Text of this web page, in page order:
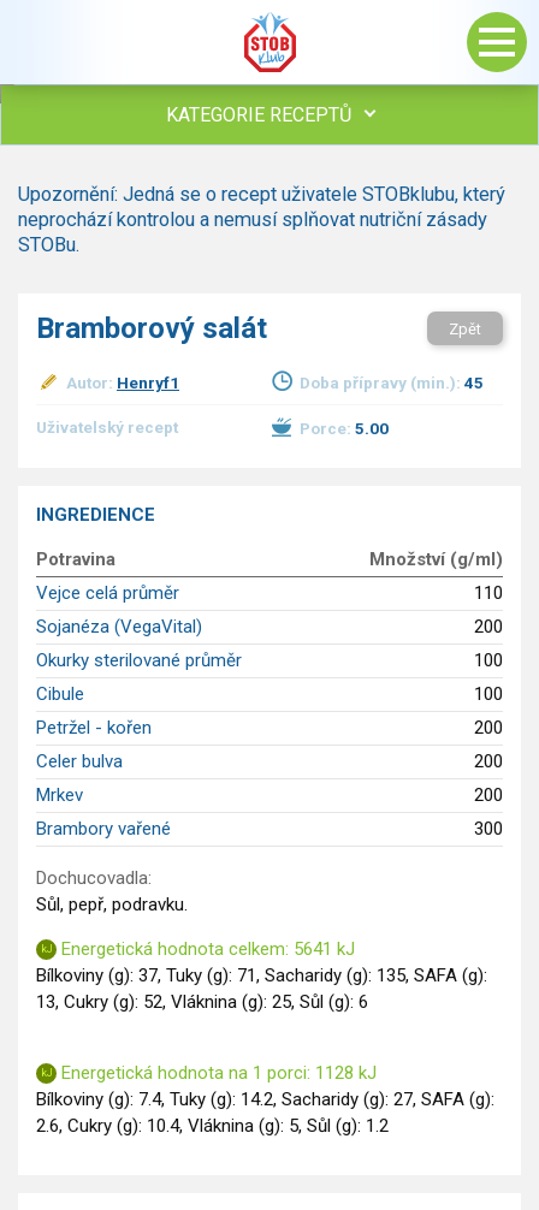
KATEGORIE RECEPTŮ
Polévky
Studená kuchyně
Bezmasé a zeleninové
Sladké pokrmy
Dezerty
Dětské recepty
GLP-1 recepty
Upozornění: Jedná se o recept uživatele STOBklubu, který
neprochází kontrolou a nemusí splňovat nutriční zásady
STOBu.
Bramborový salát Zpět
Autor: Henryf1 Doba přípravy (min.): 45
Uživatelský recept Porce: 5.00
INGREDIENCE
Potravina
Množství (g/ml)
Vejce celá průměr
110
Sojanéza (VegaVital)
200
Okurky sterilované průměr
100
Cibule
100
Petržel - kořen
200
Celer bulva
200
Mrkev
200
Brambory vařené
300
Dochucovadla:
Sůl, pepř, podravku.
Energetická hodnota celkem: 5641 kJ
Bílkoviny (g): 37, Tuky (g): 71, Sacharidy (g): 135, SAFA (g):
13, Cukry (g): 52, Vláknina (g): 25, Sůl (g): 6
Energetická hodnota na 1 porci: 1128 kJ
Bílkoviny (g): 7.4, Tuky (g): 14.2, Sacharidy (g): 27, SAFA (g):
2.6, Cukry (g): 10.4, Vláknina (g): 5, Sůl (g): 1.2